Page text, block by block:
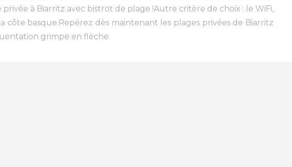
à Biarritz avec bistrot de plage !Autre critère de choix : le WiFi,
basque.Repérez dès maintenant les plages privées de Biarritz
grimpe en flèche.